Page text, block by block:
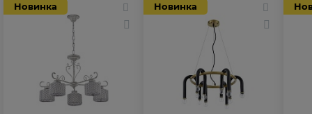
Новинка Новинка